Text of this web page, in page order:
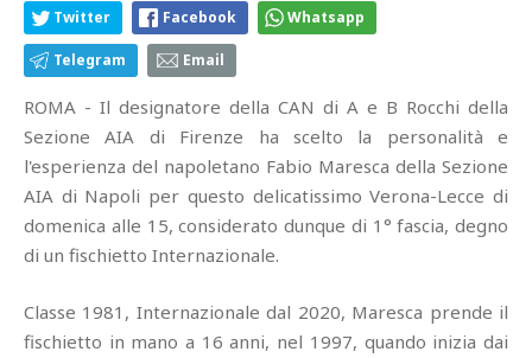
Twitter Facebook Whatsapp
Telegram Email
ROMA - Il designatore della CAN di A e B Rocchi della
Sezione AIA di Firenze ha scelto la personalità e
l'esperienza del napoletano Fabio Maresca della Sezione
AIA di Napoli per questo delicatissimo Verona-Lecce di
domenica alle 15, considerato dunque di 1° fascia, degno
di un fischietto Internazionale.
Classe 1981, Internazionale dal 2020, Maresca prende il
fischietto in mano a 16 anni, nel 1997, quando inizia dai